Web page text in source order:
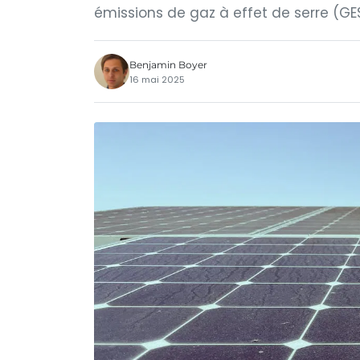
émissions de gaz à effet de serre
Benjamin Boyer
16 mai 2025